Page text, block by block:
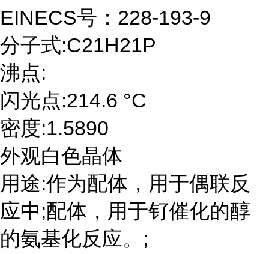
EINECS号：228-193-9
分子式:C21H21P
沸点:
闪光点:214.6 °C
密度:1.5890
外观白色晶体
用途:作为配体，用于偶联反
应中;配体，用于钌催化的醇
的氨基化反应。;